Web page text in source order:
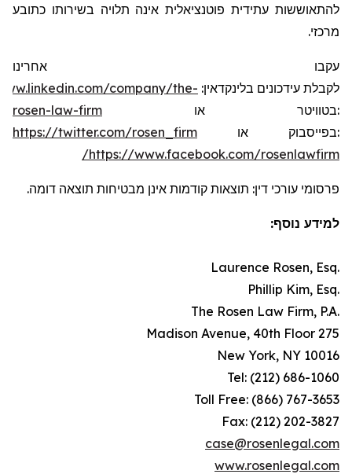
להתאוששות עתידית פוטנציאלית אינה תלויה בשירותו כתובע
מרכזי.
עקבו אחרינו
לקבלת עידכונים בלינקדאין:
company/the-
rosen-law-firm או בטוויטר:
https://twitter.com/rosen_firm או בפייסבוק:
https://www.facebook.com/rosenlawfirm/
פרסומי עורכי דין: תוצאות קודמות אינן מבטיחות תוצאה דומה.
למידע נוסף:
.Laurence Rosen, Esq
.Phillip Kim, Esq
.The Rosen Law Firm, P.A
275 Madison Avenue, 40th Floor
New York, NY 10016
Tel: (212) 686-1060
Toll Free: (866) 767-3653
Fax: (212) 202-3827
case@rosenlegal.com
www.rosenlegal.com